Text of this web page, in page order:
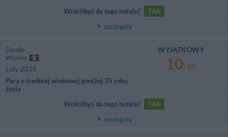
Wróciłbyś do tego hotelu?
TAK
szczegóły
Danilo
Włochy
Luty 2018
Para o średniej wiekowej poniżej 35 roku
życia
WYJĄTKOWY
10/10
Wróciłbyś do tego hotelu?
TAK
szczegóły